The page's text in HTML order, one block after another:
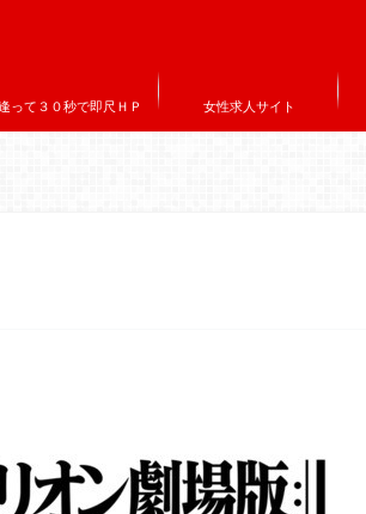
って３０秒で即尺ＨＰ 女性求人サイト